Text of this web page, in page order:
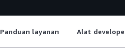
Panduan layanan Alat